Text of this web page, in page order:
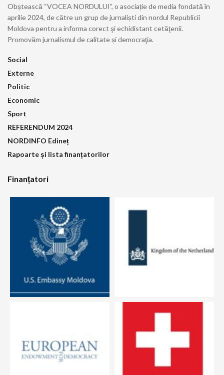
Obștească “VOCEA NORDULUI”, o asociație de media fondată în
aprilie 2024, de către un grup de jurnaliști din nordul Republicii
Moldova pentru a informa corect şi echidistant cetăţenii.
Promovăm jurnalismul de calitate și democraţia.
Social
Externe
Politic
Economic
Sport
REFERENDUM 2024
NORDINFO Edineț
Rapoarte și lista finanțatorilor
Finanțatori